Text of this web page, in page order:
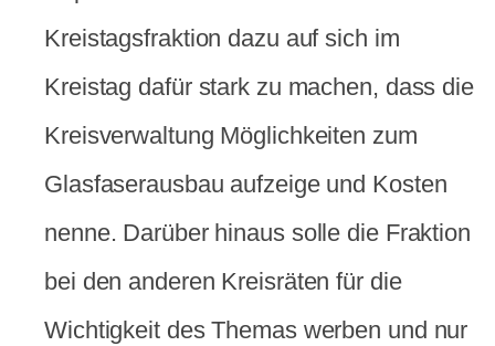
Kreistagsfraktion dazu auf sich im
Kreistag dafür stark zu machen, dass die
Kreisverwaltung Möglichkeiten zum
Glasfaserausbau aufzeige und Kosten
nenne. Darüber hinaus solle die Fraktion
bei den anderen Kreisräten für die
Wichtigkeit des Themas werben und nur